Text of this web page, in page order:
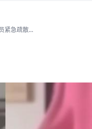
紧急疏散...